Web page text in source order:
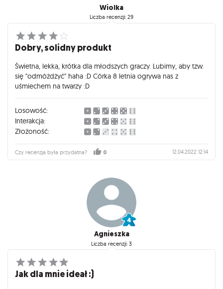
Wiolka
Liczba recenzji: 29
Dobry, solidny produkt
Świetna, lekka, krótka dla młodszych graczy. Lubimy, aby tzw.
się "odmóżdżyć" haha :D Córka 8 letnia ogrywa nas z
uśmiechem na twarzy :D
Losowość:
Interakcja:
Złożoność:
Czy recenzja była przydatna? 0 12.04.2022 12:14
Agnieszka
Liczba recenzji: 3
Jak dla mnie ideał :)